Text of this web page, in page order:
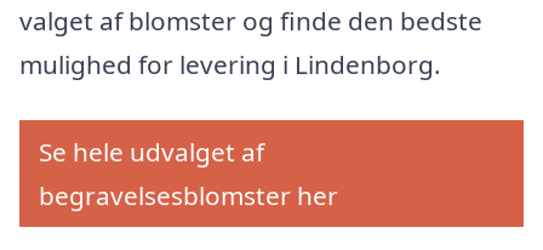
valget af blomster og finde den bedste
mulighed for levering i Lindenborg.
Se hele udvalget af
begravelsesblomster her